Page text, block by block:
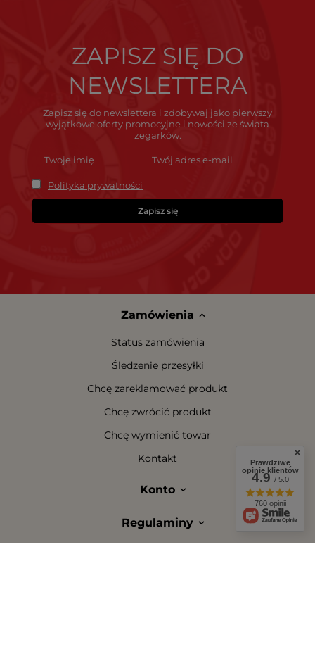
ZAPISZ SIĘ DO
NEWSLETTERA
Zapisz się do newslettera i zdobywaj jako pierwszy
wyjątkowe oferty promocyjne i nowości ze świata
zegarków.
Polityka prywatności
Zapisz się
Zamówienia
Status zamówienia
Śledzenie przesyłki
Chcę zareklamować produkt
Chcę zwrócić produkt
Chcę wymienić towar
Kontakt
Konto
Regulaminy
Prawdziwe
opinie klientów
4.9/ 5.0
760 opinii